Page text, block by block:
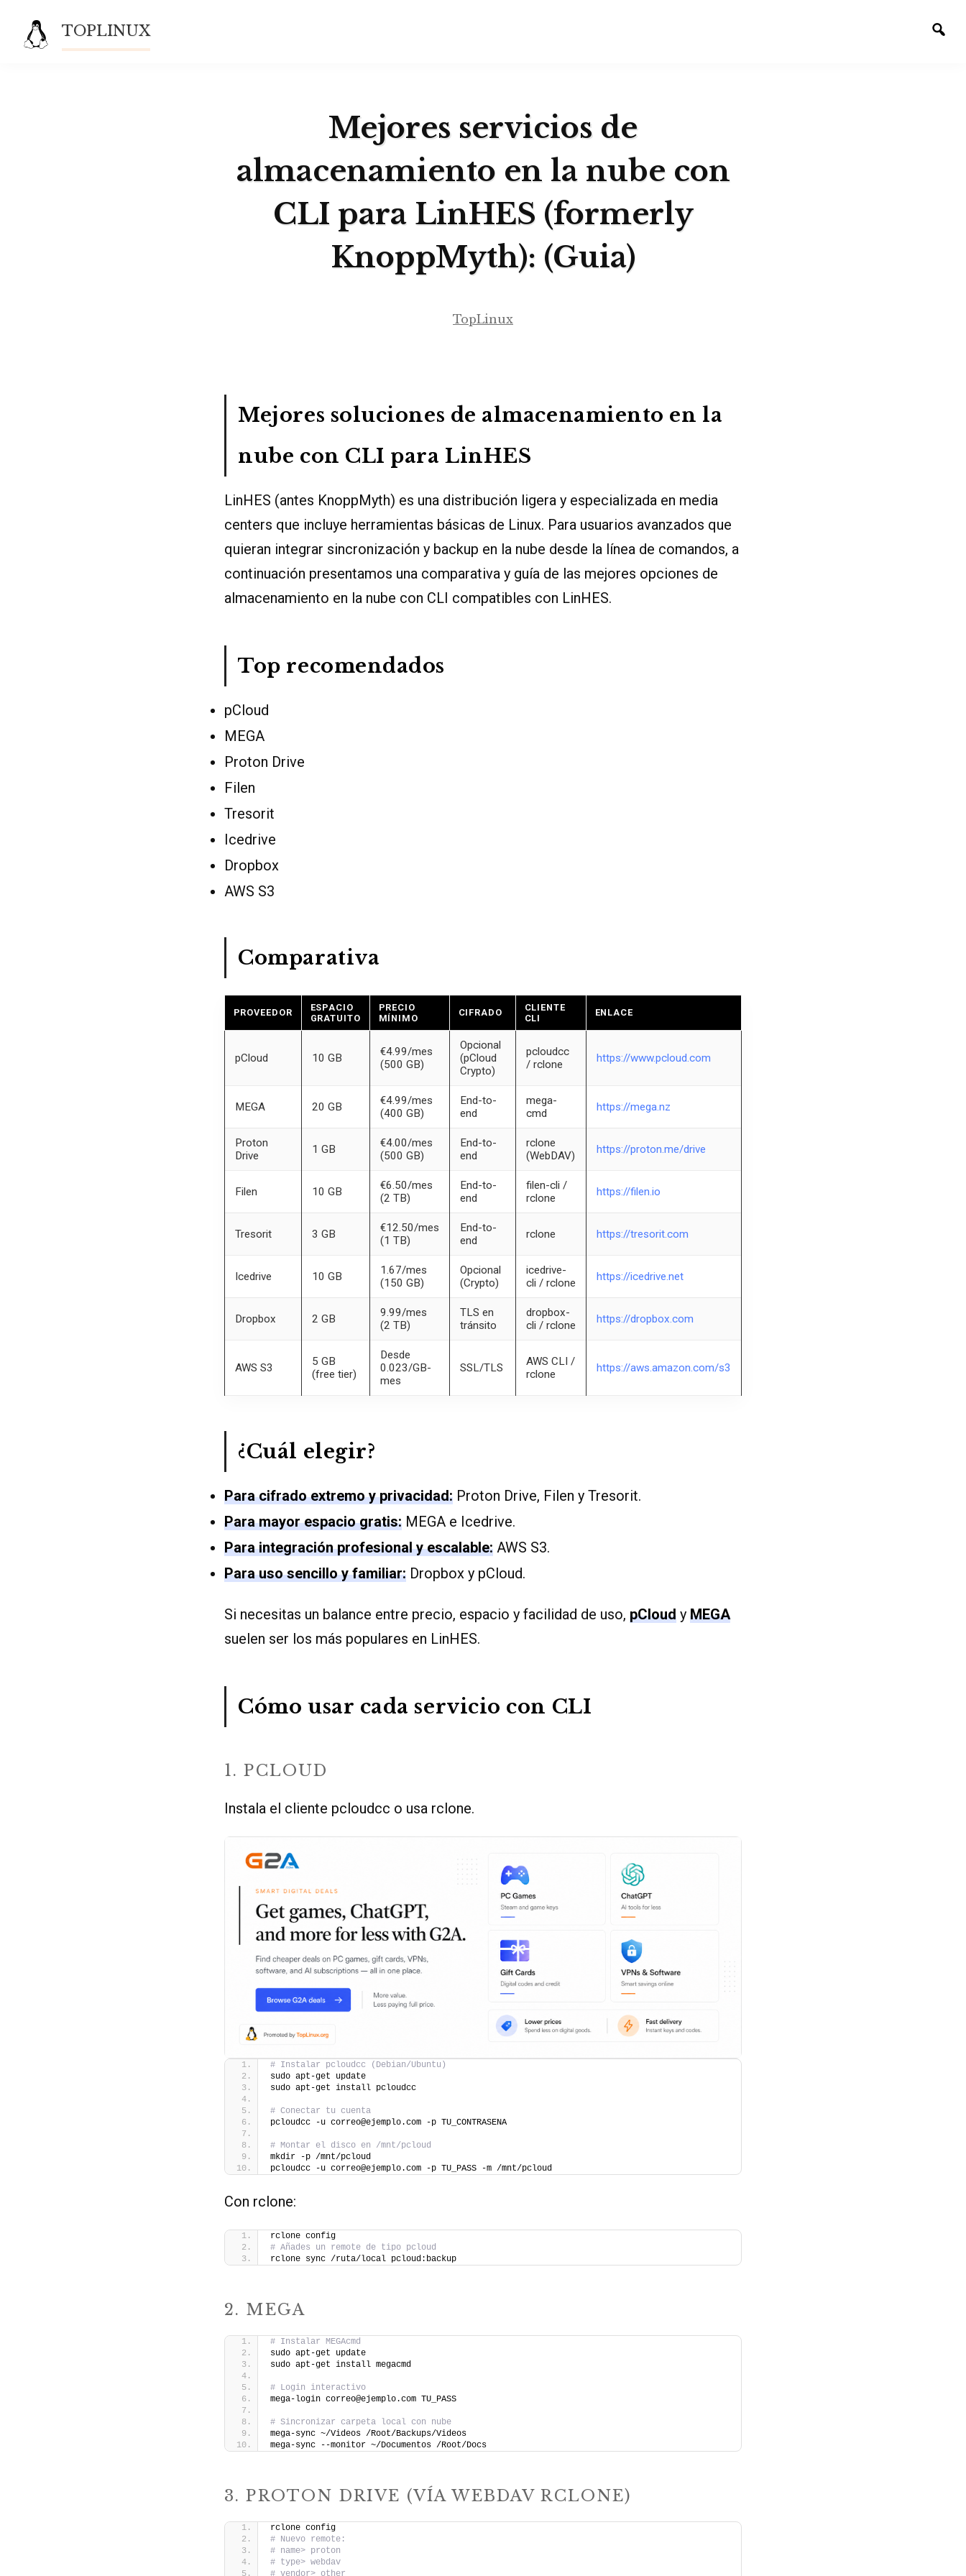
contenido
TOPLINUX
Mejores servicios de
almacenamiento en la nube con
CLI para LinHES (formerly
KnoppMyth): (Guia)
TopLinux
Mejores soluciones de almacenamiento en la
nube con CLI para LinHES
LinHES (antes KnoppMyth) es una distribución ligera y especializada en media
centers que incluye herramientas básicas de Linux. Para usuarios avanzados que
quieran integrar sincronización y backup en la nube desde la línea de comandos, a
continuación presentamos una comparativa y guía de las mejores opciones de
almacenamiento en la nube con CLI compatibles con LinHES.
Top recomendados
pCloud
MEGA
Proton Drive
Filen
Tresorit
Icedrive
Dropbox
AWS S3
Comparativa
PROVEEDOR
ESPACIO
GRATUITO
PRECIO
MÍNIMO
CIFRADO
CLIENTE
CLI
ENLACE
pCloud 10 GB
€4.99/mes
(500 GB)
Opcional
(pCloud
Crypto)
pcloudcc
/ rclone
https://www.pcloud.com
MEGA 20 GB
€4.99/mes
(400 GB)
End-to-
end
mega-
cmd
https://mega.nz
Proton
Drive
1 GB
€4.00/mes
(500 GB)
End-to-
end
rclone
(WebDAV)
https://proton.me/drive
Filen 10 GB
€6.50/mes
(2 TB)
End-to-
end
filen-cli /
rclone
https://filen.io
Tresorit 3 GB
€12.50/mes
(1 TB)
End-to-
end
rclone https://tresorit.com
Icedrive 10 GB
1.67/mes
(150 GB)
Opcional
(Crypto)
icedrive-
cli / rclone
https://icedrive.net
Dropbox 2 GB
9.99/mes
(2 TB)
TLS en
tránsito
dropbox-
cli / rclone
https://dropbox.com
AWS S3
5 GB
(free tier)
Desde
0.023/GB-
mes
SSL/TLS
AWS CLI /
rclone
https://aws.amazon.com/s3
¿Cuál elegir?
Para cifrado extremo y privacidad: Proton Drive, Filen y Tresorit.
Para mayor espacio gratis: MEGA e Icedrive.
Para integración profesional y escalable: AWS S3.
Para uso sencillo y familiar: Dropbox y pCloud.
Si necesitas un balance entre precio, espacio y facilidad de uso, pCloud y MEGA
suelen ser los más populares en LinHES.
Cómo usar cada servicio con CLI
1. PCLOUD
Instala el cliente pcloudcc o usa rclone.
# Instalar pcloudcc (Debian/Ubuntu)
sudo apt-get update
sudo apt-get install pcloudcc
# Conectar tu cuenta
pcloudcc -u correo@ejemplo.com -p TU_CONTRASENA
# Montar el disco en /mnt/pcloud
mkdir -p /mnt/pcloud
pcloudcc -u correo@ejemplo.com -p TU_PASS -m /mnt/pcloud
Con rclone:
rclone config
# Añades un remote de tipo pcloud
rclone sync /ruta/local pcloud:backup
2. MEGA
# Instalar MEGAcmd
sudo apt-get update
sudo apt-get install megacmd
# Login interactivo
mega-login correo@ejemplo.com TU_PASS
# Sincronizar carpeta local con nube
mega-sync ~/Videos /Root/Backups/Videos
mega-sync --monitor ~/Documentos /Root/Docs
3. PROTON DRIVE (VÍA WEBDAV RCLONE)
rclone config
# Nuevo remote:
# name> proton
# type> webdav
# vendor> other